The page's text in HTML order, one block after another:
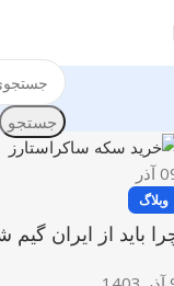
جستجو
آذر
وبلاگ
باید از ایران